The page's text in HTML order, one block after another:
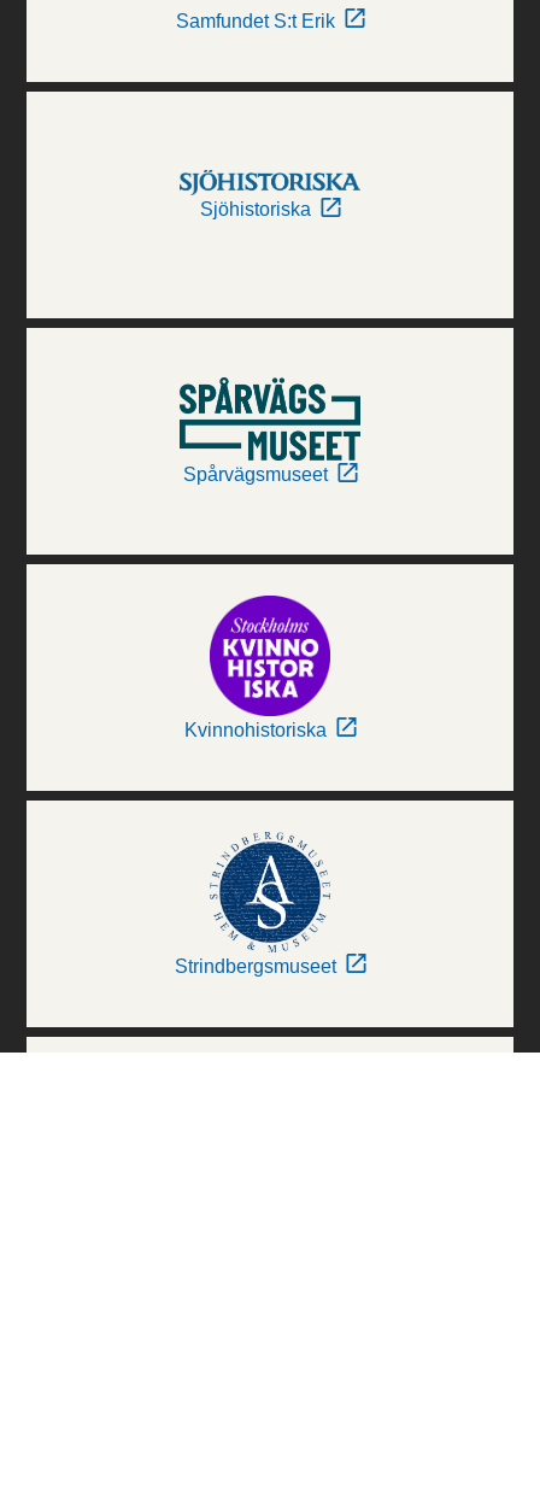
Samfundet S:t Erik
Sjöhistoriska
Spårvägsmuseet
Kvinnohistoriska
Strindbergsmuseet